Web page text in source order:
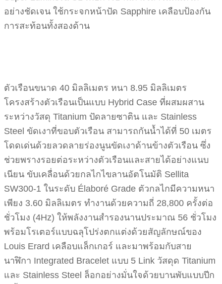
อย่างชัดเจน ใช้กระจกหน้าปัด Sapphire เคลือบป้องกัน
การสะท้อนทั้งสองด้าน
ตัวเรือนขนาด 40 มิลลิเมตร หนา 8.95 มิลลิเมตร
โครงสร้างตัวเรือนเป็นแบบ Hybrid Case ที่ผสมผสาน
ระหว่างวัสดุ Titanium ปัดลายซาติน และ Stainless
Steel ขัดเงาที่ขอบตัวเรือน สามารถกันน้ำได้ที่ 50 เมตร
โดดเด่นด้วยลวดลายร่องนูนขัดเงาด้านข้างตัวเรือน ซึ่ง
ช่วยพรางรอยต่อระหว่างตัวเรือนและสายได้อย่างแนบ
เนียน ขับเคลื่อนด้วยกลไกไขลานอัตโนมัติ Sellita
SW300-1 ในระดับ Élaboré Grade ตัวกลไกมีความหนา
เพียง 3.60 มิลลิเมตร ทำงานด้วยความถี่ 28,800 ครั้งต่อ
ชั่วโมง (4Hz) ให้พลังงานสำรองนานประมาณ 56 ชั่วโมง
พร้อมโรเตอร์แบบฉลุโปร่งตกแต่งด้วยสัญลักษณ์ของ
Louis Erard เคลือบแล็กเกอร์ และมาพร้อมกับสาย
นาฬิกา Integrated Bracelet แบบ 5 Link วัสดุด Titanium
และ Stainless Steel ล็อกอย่างมั่นใจด้วยบานพับแบบปีก